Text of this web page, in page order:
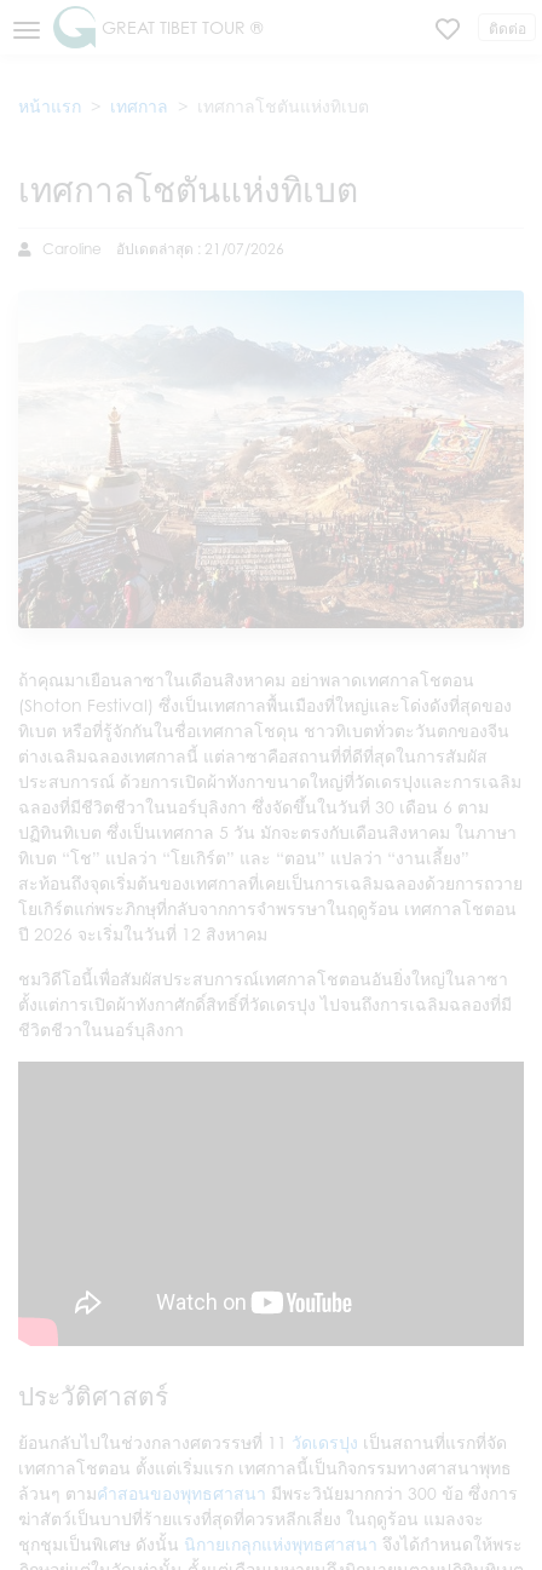
GREAT TIBET TOUR ® ติดต่อ
หน้าแรก เทศกาล เทศกาลโชตันแห่งทิเบต
เทศกาลโชตันแห่งทิเบต
Caroline อัปเดตล่าสุด : 21/07/2026
ถ้าคุณมาเยือนลาซาในเดือนสิงหาคม อย่าพลาดเทศกาลโชตอน
(Shoton Festival) ซึ่งเป็นเทศกาลพื้นเมืองที่ใหญ่และโด่งดังที่สุดของ
ทิเบต หรือที่รู้จักกันในชื่อเทศกาลโชดุน ชาวทิเบตทั่วตะวันตกของจีน
ต่างเฉลิมฉลองเทศกาลนี้ แต่ลาซาคือสถานที่ที่ดีที่สุดในการสัมผัส
ประสบการณ์ ด้วยการเปิดผ้าทังกาขนาดใหญ่ที่วัดเดรปุงและการเฉลิม
ฉลองที่มีชีวิตชีวาในนอร์บุลิงกา ซึ่งจัดขึ้นในวันที่ 30 เดือน 6 ตาม
ปฏิทินทิเบต ซึ่งเป็นเทศกาล 5 วัน มักจะตรงกับเดือนสิงหาคม ในภาษา
ทิเบต “โช” แปลว่า “โยเกิร์ต” และ “ตอน” แปลว่า “งานเลี้ยง”
สะท้อนถึงจุดเริ่มต้นของเทศกาลที่เคยเป็นการเฉลิมฉลองด้วยการถวาย
โยเกิร์ตแก่พระภิกษุที่กลับจากการจำพรรษาในฤดูร้อน เทศกาลโชตอน
ปี 2026 จะเริ่มในวันที่ 12 สิงหาคม
ชมวิดีโอนี้เพื่อสัมผัสประสบการณ์เทศกาลโชตอนอันยิ่งใหญ่ในลาซา
ตั้งแต่การเปิดผ้าทังกาศักดิ์สิทธิ์ที่วัดเดรปุง ไปจนถึงการเฉลิมฉลองที่มี
ชีวิตชีวาในนอร์บุลิงกา
ประวัติศาสตร์
ย้อนกลับไปในช่วงกลางศตวรรษที่ 11 วัดเดรปุง เป็นสถานที่แรกที่จัด
เทศกาลโชตอน ตั้งแต่เริ่มแรก เทศกาลนี้เป็นกิจกรรมทางศาสนาพุทธ
ล้วนๆ ตามคำสอนของพุทธศาสนา มีพระวินัยมากกว่า 300 ข้อ ซึ่งการ
ฆ่าสัตว์เป็นบาปที่ร้ายแรงที่สุดที่ควรหลีกเลี่ยง ในฤดูร้อน แมลงจะ
ชุกชุมเป็นพิเศษ ดังนั้น นิกายเกลุกแห่งพุทธศาสนา จึงได้กำหนดให้พระ